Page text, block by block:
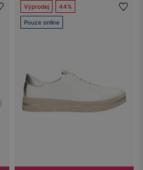
Výprodej 44%
Pouze online